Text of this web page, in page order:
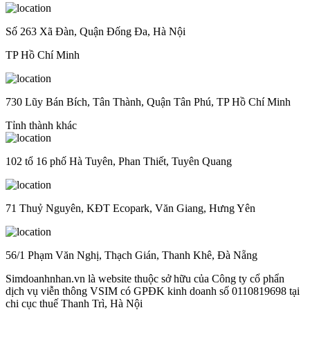
Số 263 Xã Đàn, Quận Đống Đa, Hà Nội
TP Hồ Chí Minh
730 Lũy Bán Bích, Tân Thành, Quận Tân Phú, TP Hồ Chí Minh
Tỉnh thành khác
102 tổ 16 phố Hà Tuyên, Phan Thiết, Tuyên Quang
71 Thuỷ Nguyên, KĐT Ecopark, Văn Giang, Hưng Yên
56/1 Phạm Văn Nghị, Thạch Gián, Thanh Khê, Đà Nẵng
Simdoanhnhan.vn là website thuộc sở hữu của Công ty cổ phẩn
dịch vụ viễn thông VSIM có GPĐK kinh doanh số 0110819698 tại
chi cục thuế Thanh Trì, Hà Nội